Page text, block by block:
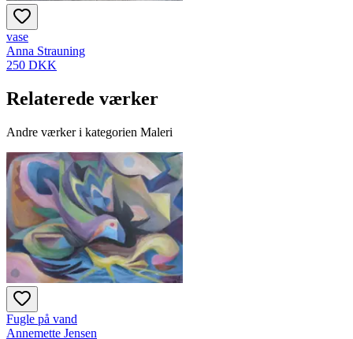
vase
Anna Strauning
250 DKK
Relaterede værker
Andre værker i kategorien Maleri
Fugle på vand
Annemette Jensen